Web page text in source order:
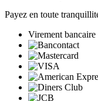
Payez en toute
Virement bancaire